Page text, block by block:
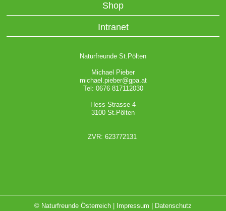
Shop
Intranet
Naturfreunde St.Pölten
Michael Pieber
michael.pieber@gpa.at
Tel: 0676 817112030
Hess-Strasse 4
3100 St.Pölten
ZVR: 623772131
© Naturfreunde Österreich | Impressum Datenschutz